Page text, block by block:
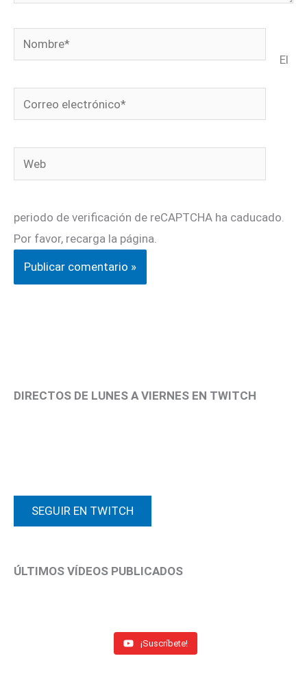
Nombre*
Correo
electrónico*
Web
El
periodo de verificación de reCAPTCHA ha caducado.
Por favor, recarga la página.
DIRECTOS DE LUNES A VIERNES EN TWITCH
SEGUIR EN TWITCH
ÚLTIMOS VÍDEOS PUBLICADOS
¡Suscríbete!